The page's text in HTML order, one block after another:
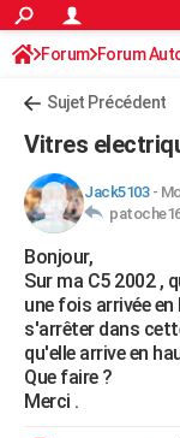
ACTUALITÉS
Politique
Société
Faits Divers
Education
Monde
Villes
+
FINANCE
Retraite
Impôts
Epargne
Immobilier
Risques naturels par
Banque
Assurance
Crédit
AUTO
Essais
Réserver un essai
Citadines
Berlines
SUV
Forum auto
+HIGH-TECH
Mobiles
Meilleur smartphone
Internet
Ordinateurs
Jeux vidéo
Guide high-tech
+BRICOLAGE
Forum
Aménagement
Extérieur
Cuisine
Salle de bains
Jardinage
Rangement
WEEK-END
Forum Forum
Sujet Précédent
Vitres
Jack5103-
Bonjour,
Sur ma C5 2002 ,
une fois arrivée en
s'arrêter dans
qu'elle arrive en
Que faire ?
Merci .